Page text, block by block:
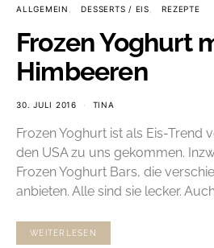
ALLGEMEIN DESSERTS / EIS REZEPTE
Frozen Yoghurt
Himbeeren
30. JULI 2016 TINA
Frozen Yoghurt ist als Eis-Trend
den USA zu uns gekommen.
Frozen Yoghurt Bars, die
anbieten. Alle sind sie lecker.
WEITERLESEN